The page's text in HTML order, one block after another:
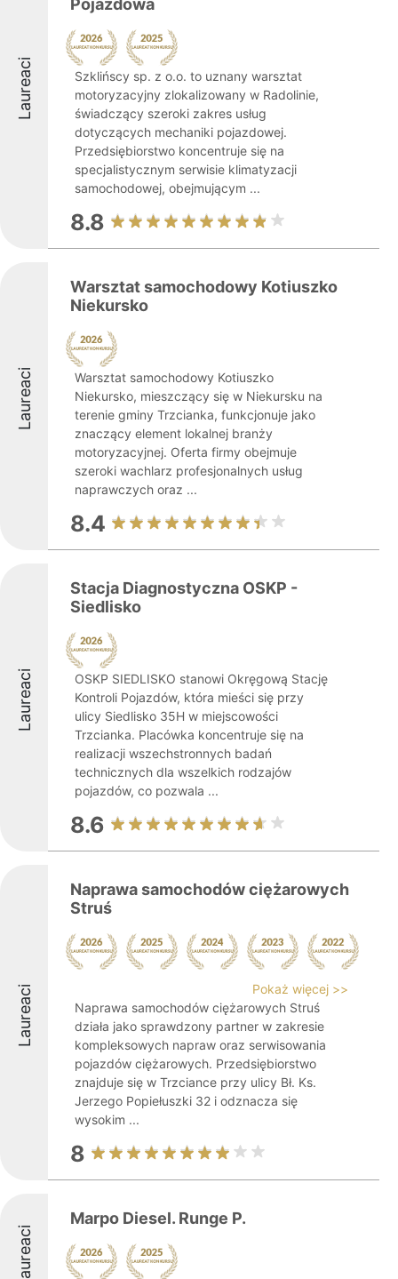
Laureaci
Pojazdowa
Szklińscy sp. z o.o. to uznany warsztat
motoryzacyjny zlokalizowany w Radolinie,
świadczący szeroki zakres usług
dotyczących mechaniki pojazdowej.
Przedsiębiorstwo koncentruje się na
specjalistycznym serwisie klimatyzacji
samochodowej, obejmującym ...
8.8
Laureaci
Warsztat samochodowy Kotiuszko
Niekursko
Warsztat samochodowy Kotiuszko
Niekursko, mieszczący się w Niekursku na
terenie gminy Trzcianka, funkcjonuje jako
znaczący element lokalnej branży
motoryzacyjnej. Oferta firmy obejmuje
szeroki wachlarz profesjonalnych usług
naprawczych oraz ...
8.4
Laureaci
Stacja Diagnostyczna OSKP -
Siedlisko
OSKP SIEDLISKO stanowi Okręgową Stację
Kontroli Pojazdów, która mieści się przy
ulicy Siedlisko 35H w miejscowości
Trzcianka. Placówka koncentruje się na
realizacji wszechstronnych badań
technicznych dla wszelkich rodzajów
pojazdów, co pozwala ...
8.6
Laureaci
Naprawa samochodów ciężarowych
Struś
Pokaż więcej >>
Naprawa samochodów ciężarowych Struś
działa jako sprawdzony partner w zakresie
kompleksowych napraw oraz serwisowania
pojazdów ciężarowych. Przedsiębiorstwo
znajduje się w Trzciance przy ulicy Bł. Ks.
Jerzego Popiełuszki 32 i odznacza się
wysokim ...
8
Laureaci
Marpo Diesel. Runge P.